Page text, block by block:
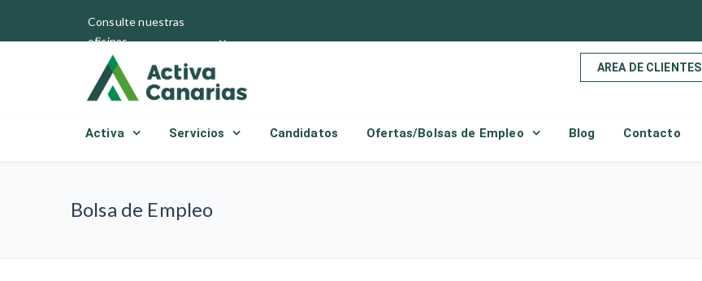
Consulte nuestras
oficinas
AREA DE CLIENTES
Activa Servicios Candidatos Ofertas/Bolsas de Empleo Blog Contacto
Bolsa de Empleo